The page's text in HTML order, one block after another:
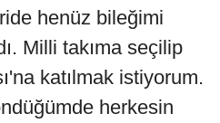
henüz bileğimi
Milli takıma seçilip
katılmak istiyorum.
herkesin